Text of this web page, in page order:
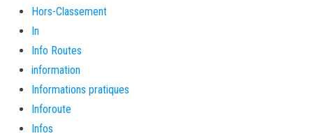
Hors-Classement
In
Info Routes
information
Informations pratiques
Inforoute
Infos